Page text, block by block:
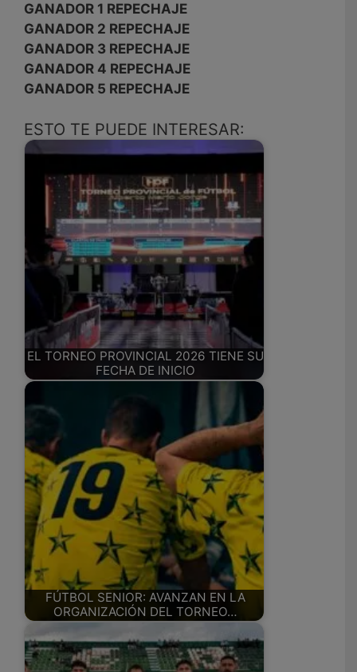
GANADOR 1 REPECHAJE
GANADOR 2 REPECHAJE
GANADOR 3 REPECHAJE
GANADOR 4 REPECHAJE
GANADOR 5 REPECHAJE
ESTO TE PUEDE INTERESAR:
EL TORNEO PROVINCIAL 2026 TIENE SU
FECHA DE INICIO
FÚTBOL SENIOR: AVANZAN EN LA
ORGANIZACIÓN DEL TORNEO…